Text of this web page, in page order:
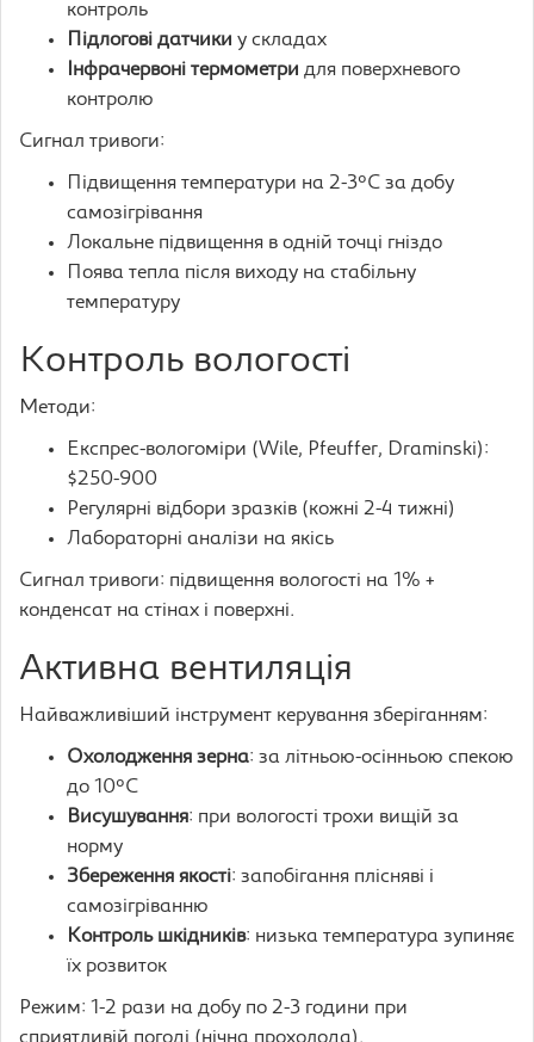
контроль
Підлогові датчики у складах
Інфрачервоні термометри для поверхневого
контролю
Сигнал тривоги:
Підвищення температури на 2-3°C за добу
самозігрівання
Локальне підвищення в одній точці гніздо
Поява тепла після виходу на стабільну
температуру
Контроль вологості
Методи:
Експрес-вологоміри (Wile, Pfeuffer, Draminski):
$250-900
Регулярні відбори зразків (кожні 2-4 тижні)
Лабораторні аналізи на якісь
Сигнал тривоги: підвищення вологості на 1% +
конденсат на стінах і поверхні.
Активна вентиляція
Найважливіший інструмент керування зберіганням:
Охолодження зерна: за літньою-осінньою спекою
до 10°C
Висушування: при вологості трохи вищій за
норму
Збереження якості: запобігання плісняві і
самозігріванню
Контроль шкідників: низька температура зупиняє
їх розвиток
Режим: 1-2 рази на добу по 2-3 години при